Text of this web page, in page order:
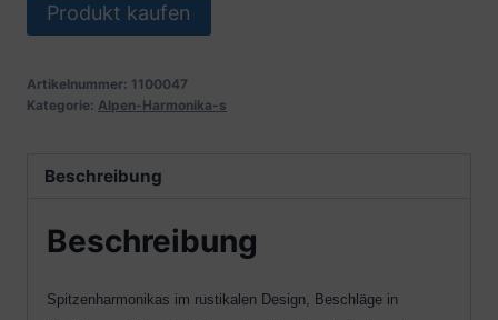
Produkt kaufen
Artikelnummer: 1100047
Kategorie: Alpen-Harmonika-s
Beschreibung
Beschreibung
Spitzenharmonikas im rustikalen Design, Beschläge in